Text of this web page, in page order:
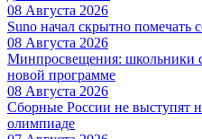
08 Августа 2026
Suno начал скрытно помечать
08 Августа 2026
Минпросвещения: школьники с
новой программе
08 Августа 2026
Сборные России не выступят
олимпиаде